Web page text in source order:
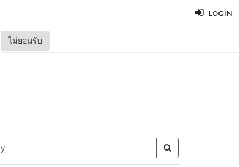
LOG IN
ไม่ยอมรับ